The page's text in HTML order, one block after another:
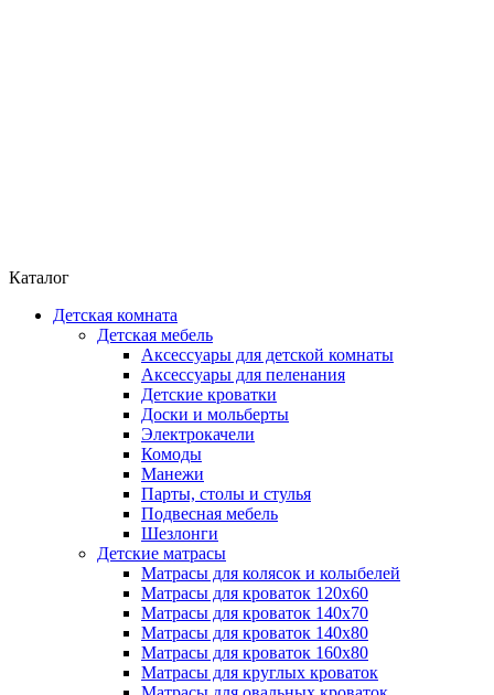
Каталог
Детская комната
Детская мебель
Аксессуары для детской комнаты
Аксессуары для пеленания
Детские кроватки
Доски и мольберты
Электрокачели
Комоды
Манежи
Парты, столы и стулья
Подвесная мебель
Шезлонги
Детские матрасы
Матрасы для колясок и колыбелей
Матрасы для кроваток 120х60
Матрасы для кроваток 140х70
Матрасы для кроваток 140х80
Матрасы для кроваток 160х80
Матрасы для круглых кроваток